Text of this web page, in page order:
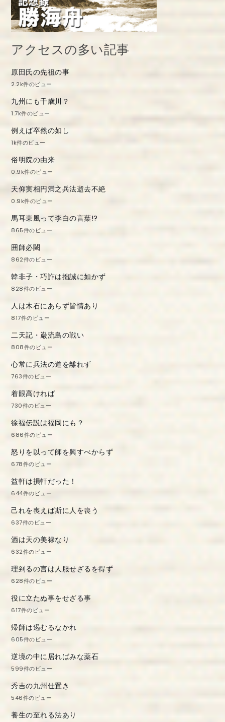
アクセスの多い記事
原田氏の先祖の事
2.2k件のビュー
九州にも千歳川？
1.7k件のビュー
例えば卒然の如し
1k件のビュー
俗明院の由来
0.9k件のビュー
天仰実相円満之兵法逝去不絶
0.9k件のビュー
馬耳東風って李白の言葉!?
865件のビュー
囲師必闕
862件のビュー
韓非子・巧詐は拙誠に如かず
828件のビュー
人は木石にあらず皆情あり
817件のビュー
二天記・巌流島の戦い
808件のビュー
心常に兵法の道を離れず
763件のビュー
着眼高ければ
730件のビュー
徐福伝説は福岡にも？
686件のビュー
怒りを以って師を興すべからず
678件のビュー
益軒は損軒だった！
644件のビュー
己れを喪えば斯に人を喪う
637件のビュー
酒は天の美禄なり
632件のビュー
理到るの言は人服せざるを得ず
628件のビュー
役に立たぬ事をせざる事
617件のビュー
帰師は遏むるなかれ
605件のビュー
逆境の中に居ればみな薬石
599件のビュー
秀吉の九州仕置き
546件のビュー
養生の至れる法あり